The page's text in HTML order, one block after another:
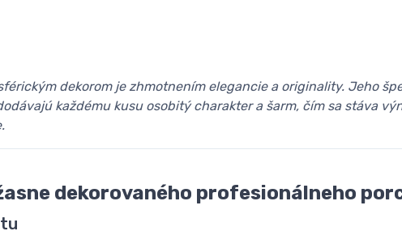
dekorom je zhmotnením elegancie a originality. Jeho
každému kusu osobitý charakter a šarm, čím sa stáva
dekorovaného profesionálneho